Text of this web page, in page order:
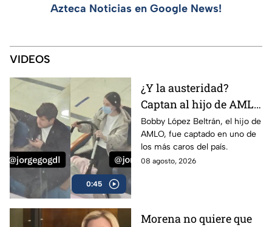
Azteca Noticias en Google News!
VIDEOS
0:45
¿Y la austeridad?
Captan al hijo de AMLO
en uno de los
hospitales más caros
de México
Bobby López Beltrán, el hijo de
AMLO, fue captado en uno de
los más caros del país.
08 agosto, 2026
Morena no quiere que